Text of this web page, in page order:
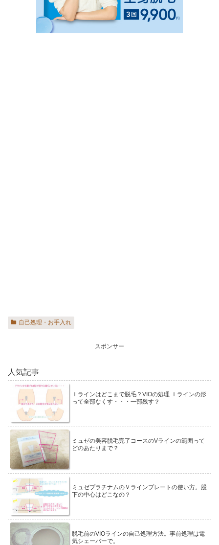
自己処理・お手入れ
スポンサー
人気記事
Ｉラインはどこまで脱毛？VIOの処理 Ｉラインの形
って全部なくす・・・一部残す？
ミュゼの美容脱毛完了コースのVラインの範囲って
どのあたりまで？
ミュゼプラチナムのＶラインプレートの使い方。股
下の中心はどこなの？
脱毛前のVIOラインの自己処理方法。事前処理は電
気シェーバーで。